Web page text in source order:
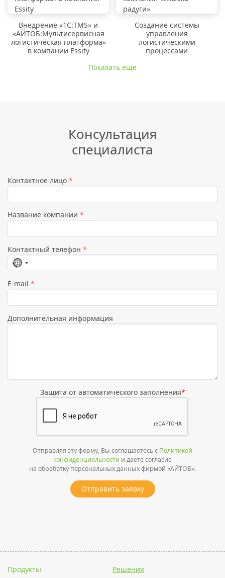
Внедрение «1C:TMS» и
«АЙТОБ:Мультисервисная
логистическая платформа»
в компании Essity
Создание системы
управления
логистическими
процессами
Показать еще
Консультация
специалиста
Контактное лицо *
Название компании *
Контактный телефон *
Страна
не
выбрана
E-mail *
Дополнительная информация
Защита от автоматического заполнения*
Отправляя эту форму, Вы соглашаетесь с Политикой
конфиденциальности и даете согласие
на обработку персональных данных фирмой «АЙТОБ».
Отправить заявку
Продукты Решения